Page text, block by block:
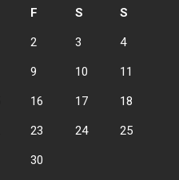
F S S
2 3 4
9 10 11
16 17 18
23 24 25
30